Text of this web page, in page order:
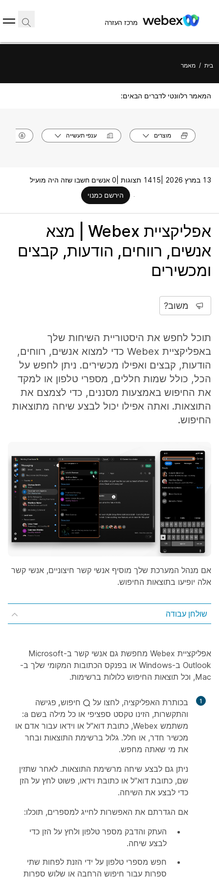
מרכז העזרה
בית / מאמר
המאמר רלוונטי לדברים הבאים:
מוצרים ענפי תעשייה
13 במרץ 2026 | 1415 תצוגות |
0 אנשים חשבו שזה היה מועיל
הירשם כמנוי
אפליקציית Webex | מצא
אנשים, רווחים, הודעות, קבצים
ומכשירים
משוב?
תוכל לחפש את היסטוריית השיחות שלך
באפליקציית Webex כדי למצוא אנשים, רווחים,
הודעות, קבצים ואפילו מכשירים. ניתן לחפש על
הכל, כולל שמות חללים, מספרי טלפון או למקד
את החיפוש באמצעות מסננים, כדי לצמצם את
התוצאות. ואתה אפילו יכול לבצע שיחה מתוצאות
החיפוש.
אם מנהל המערכת שלך מוסיף אנשי קשר חיצוניים, אנשי קשר
אלה יופיעו בתוצאות החיפוש.
שולחן עבודה
אפליקציית Webex מחפשת גם אנשי קשר ב-Microsoft
Outlook ב-Windows או בפנקס הכתובות המקומי שלך ב-
Mac, וכל תוצאות החיפוש כלולות ברשימות.
1 בכותרת האפליקציה, לחצו על
חיפוש, פגישה
והתקשרות
, הזינו טקסט ספציפי או כל מילה בשם a:
משתמש Webex, כתובת דוא"ל או וידאו עבור אדם או
מכשיר חדר, או חלל. גלול ברשימת התוצאות ובחר
את מי שאתה מחפש.
ניתן גם לבצע שיחה מרשימת התוצאות. לאחר שתזין
שם, כתובת דוא"ל או כתובת וידאו, פשוט לחץ על הזן
כדי לבצע את השיחה.
אם הגדרתם את האפשרות לחייג למספרים, תוכלו:
העתק והדבק מספר טלפון ולחץ על הזן כדי
לבצע שיחה.
חפש מספרי טלפון על ידי הזנת לפחות שתי
ספרות עבור חיפוש הרחבה או שלוש ספרות